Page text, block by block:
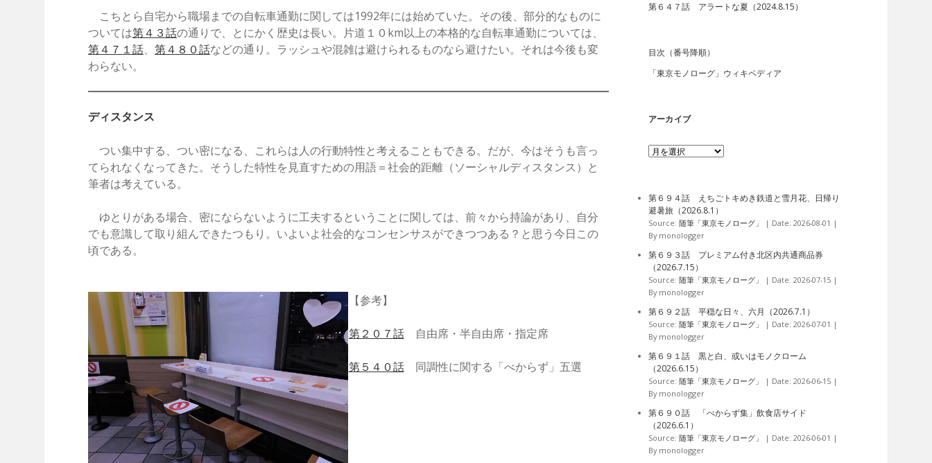
こちとら自宅から職場までの自転車通勤に関しては1992年には始めていた。その後、部分的なものに
ついては第４３話の通りで、とにかく歴史は長い。片道１０km以上の本格的な自転車通勤については、
第４７１話、 第４８０話などの通り。ラッシュや混雑は避けられるものなら避けたい。それは今後も変
わらない。
ディスタンス
つい集中する、つい密になる、これらは人の行動特性と考えることもできる。だが、今はそうも言っ
てられなくなってきた。そうした特性を見直すための用語＝社会的距離（ソーシャルディスタンス）と
筆者は考えている。
ゆとりがある場合、密にならないように工夫するということに関しては、前々から持論があり、自分
でも意識して取り組んできたつもり。いよいよ社会的なコンセンサスができつつある？と思う今日この
頃である。
【参考】
第２０７話自由席・半自由席・指定席
第５４０話同調性に関する「べからず」五選
第６４７話 アラートな夏（2024.8.15）
目次（番号降順）
「東京モノローグ」ウィキペディア
アーカイブ
ア
ー
ブ
第６９４話 えちごトキめき鉄道と雪月花、日帰り
避暑旅（2026.8.1）
Source: 随筆「東京モノローグ」
Date: 2026-08-01
By monologger
第６９３話 プレミアム付き北区内共通商品券
（2026.7.15）
Source: 随筆「東京モノローグ」
Date: 2026-07-15
By monologger
第６９２話 平穏な日々、六月（2026.7.1）
Source: 随筆「東京モノローグ」
Date: 2026-07-01
By monologger
第６９１話 黒と白、或いはモノクローム
（2026.6.15）
Source: 随筆「東京モノローグ」
Date: 2026-06-15
By monologger
第６９０話 「べからず集」飲食店サイド
（2026.6.1）
Source: 随筆「東京モノローグ」
Date: 2026-06-01
By monologger